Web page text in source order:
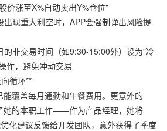
价涨至X%自动卖出Y%仓位"
出现重大利空时，APP会强制弹出风险提
的非交易时间（如9:30-15:00外）设为"冷
作，避免冲动交易
循环**
覆盖每月通勤和午餐费用。更意外的
她的本职工作——作为产品经理，她将
化建议反馈给开发团队，意外获得了季度